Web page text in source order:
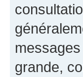
grande,